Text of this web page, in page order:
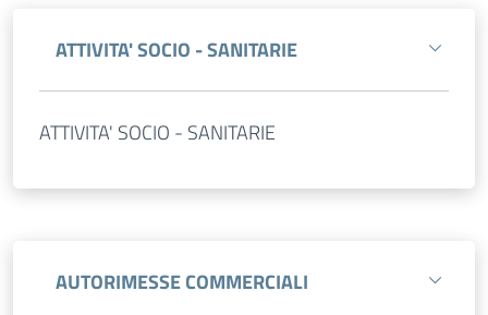
ATTIVITA' SOCIO - SANITARIE
ATTIVITA' SOCIO - SANITARIE
AUTORIMESSE COMMERCIALI